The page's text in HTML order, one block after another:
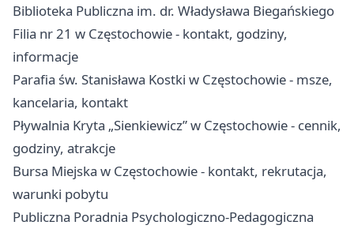
Biblioteka Publiczna im. dr. Władysława Biegańskiego
Filia nr 21 w Częstochowie - kontakt, godziny,
informacje
Parafia św. Stanisława Kostki w Częstochowie - msze,
kancelaria, kontakt
Pływalnia Kryta „Sienkiewicz” w Częstochowie - cennik,
godziny, atrakcje
Bursa Miejska w Częstochowie - kontakt, rekrutacja,
warunki pobytu
Publiczna Poradnia Psychologiczno-Pedagogiczna